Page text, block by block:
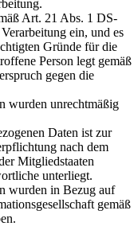
Art. 21 Abs. 1 DS-
ein, und es
Gründe für die
Person legt gemäß
gegen die
wurden unrechtmäßig
Daten ist zur
nach dem
Mitgliedstaaten
unterliegt.
wurden in Bezug auf
gemäß